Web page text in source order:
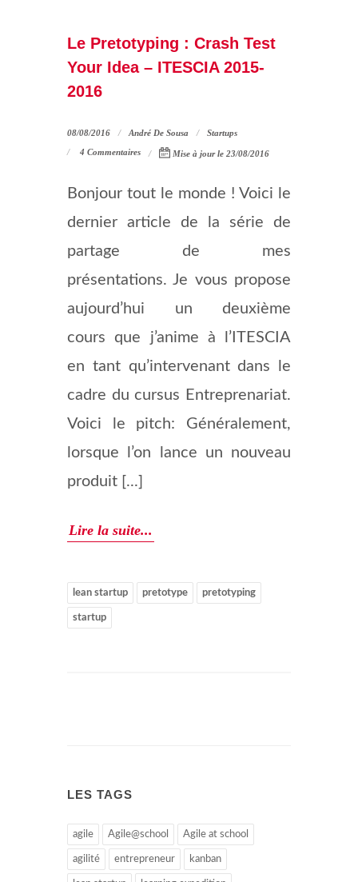
Le Pretotyping : Crash Test
Your Idea – ITESCIA 2015-
2016
08/08/2016 André De Sousa
Startups
4 Commentaires
Mise à jour le 23/08/2016
Bonjour tout le monde ! Voici le
dernier article de la série de
partage de mes
présentations. Je vous propose
aujourd’hui un deuxième
cours que j’anime à l’ITESCIA
en tant qu’intervenant dans le
cadre du cursus Entreprenariat.
Voici le pitch: Généralement,
lorsque l’on lance un nouveau
produit [...]
Lire la suite...
lean startup pretotype pretotyping
startup
LES TAGS
agile Agile@school Agile at school
agilité entrepreneur kanban